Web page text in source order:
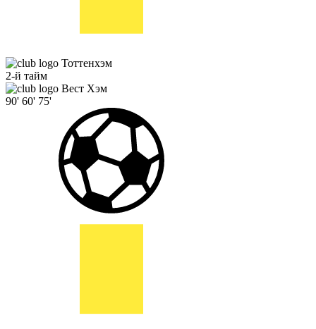
Тоттенхэм
2-й тайм
Вест Хэм
90' 60' 75'